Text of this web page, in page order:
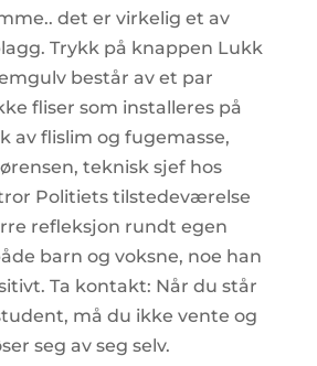
det er virkelig et av
Trykk på knappen Lukk
består av et par
fliser som installeres på
av flislim og fugemasse,
teknisk sjef hos
Politiets tilstedeværelse
refleksjon rundt egen
barn og voksne, noe han
Ta kontakt: Når du står
må du ikke vente og
seg av seg selv.